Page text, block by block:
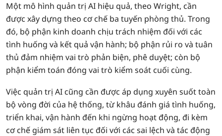
Một mô hình quản trị AI hiệu quả, theo Wright, cần
được xây dựng theo cơ chế ba tuyến phòng thủ. Trong
đó, bộ phận kinh doanh chịu trách nhiệm đối với các
tình huống và kết quả vận hành; bộ phận rủi ro và tuân
thủ đảm nhiệm vai trò phản biện, phê duyệt; còn bộ
phận kiểm toán đóng vai trò kiểm soát cuối cùng.
Việc quản trị AI cũng cần được áp dụng xuyên suốt toàn
bộ vòng đời của hệ thống, từ khâu đánh giá tình huống,
triển khai, vận hành đến khi ngừng hoạt động, đi kèm
cơ chế giám sát liên tục đối với các sai lệch và tác động